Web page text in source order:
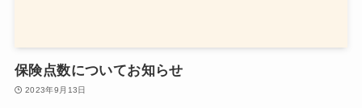
保険点数についてお知らせ
2023年9月13日